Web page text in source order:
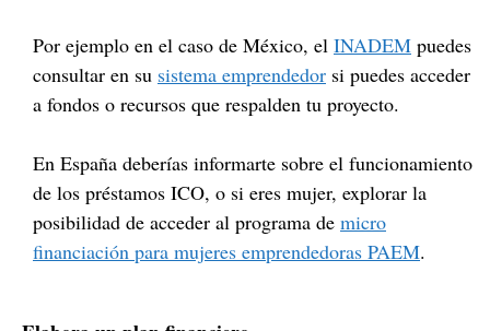
Por ejemplo en el caso de México, el INADEM puedes
consultar en su sistema emprendedor si puedes acceder
a fondos o recursos que respalden tu proyecto.
En España deberías informarte sobre el funcionamiento
de los préstamos ICO, o si eres mujer, explorar la
posibilidad de acceder al programa de micro
financiación para mujeres emprendedoras PAEM.